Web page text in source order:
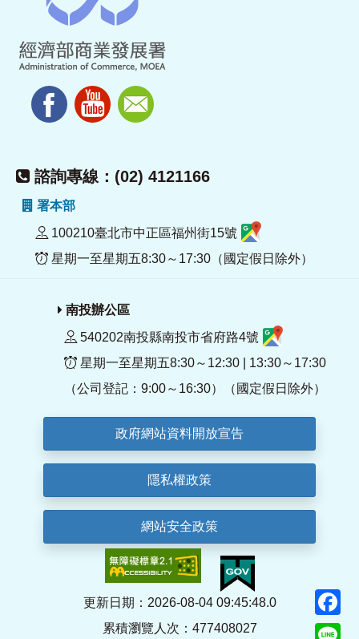
諮詢專線：(02) 4121166
署本部
100210臺北市中正區福州街15號
星期一至星期五8:30～17:30（國定假日除外）
南投辦公區
540202南投縣南投市省府路4號
星期一至星期五8:30～12:30 | 13:30～17:30
（公司登記：9:00～16:30）（國定假日除外）
政府網站資料開放宣告
隱私權政策
網站安全政策
更新日期：2026-08-04 09:45:48.0
累積瀏覽人次：477408027